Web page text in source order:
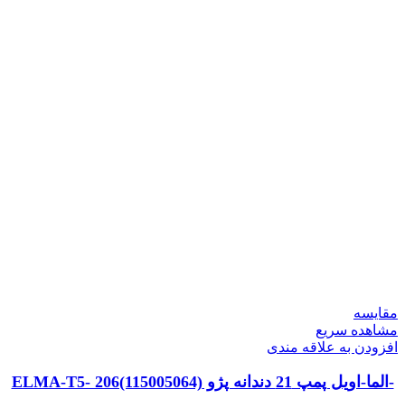
مقایسه
مشاهده سریع
افزودن به علاقه مندی
-الما-اویل پمپ 21 دندانه پژو ELMA-T5- 206(115005064)